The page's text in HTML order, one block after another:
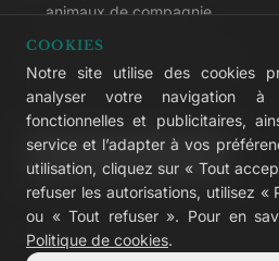
animaux de compagnie
Hôtels tout compris
LIVVO Plus
COOKIES
Notre site utilise des cookies
analyser votre navigation à
fonctionnelles et publicitaires,
service et l’adapter à vos
utilisation, cliquez sur « Tout
refuser les autorisations, utilisez «
ou « Tout refuser ». Pour en
Politique de cookies.